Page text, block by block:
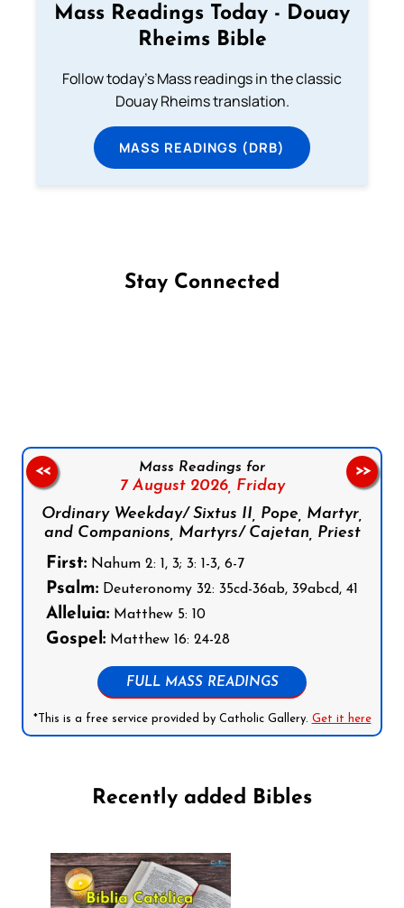
Mass Readings Today - Douay
Rheims Bible
Follow today's Mass readings in the classic
Douay Rheims translation.
MASS READINGS (DRB)
Stay Connected
Mass Readings for
7 August 2026, Friday
Ordinary Weekday/ Sixtus II, Pope, Martyr,
and Companions, Martyrs/ Cajetan, Priest
First: Nahum 2: 1, 3; 3: 1-3, 6-7
Psalm: Deuteronomy 32: 35cd-36ab, 39abcd, 41
Alleluia: Matthew 5: 10
Gospel: Matthew 16: 24-28
FULL MASS READINGS
*This is a free service provided by Catholic Gallery. Get it here
<< >>
Recently added Bibles